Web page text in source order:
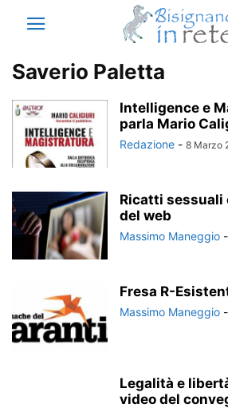
Saverio Paletta
Intelligence e
parla Mario
Redazione - 8 Marzo
Ricatti sessuali
del web
Massimo Maneggio -
Fresa R-
Massimo Maneggio -
Legalità e
video del